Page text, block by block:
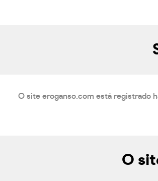
O site eroganso.com está registrado
O